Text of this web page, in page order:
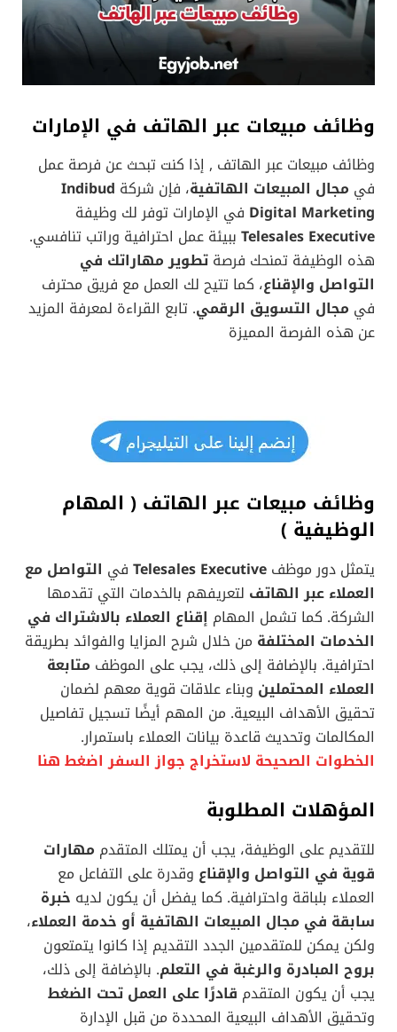
وظائف مبيعات عبر الهاتف في الإمارات
وظائف مبيعات عبر الهاتف , إذا كنت تبحث عن فرصة عمل
في مجال المبيعات الهاتفية، فإن شركة Indibud
Digital Marketing في الإمارات توفر لك وظيفة
Telesales Executive ببيئة عمل احترافية وراتب تنافسي.
هذه الوظيفة تمنحك فرصة تطوير مهاراتك في
التواصل والإقناع، كما تتيح لك العمل مع فريق محترف
في مجال التسويق الرقمي. تابع القراءة لمعرفة المزيد
عن هذه الفرصة المميزة
وظائف مبيعات عبر الهاتف ( المهام
الوظيفية )
يتمثل دور موظف Telesales Executive في التواصل مع
العملاء عبر الهاتف لتعريفهم بالخدمات التي تقدمها
الشركة. كما تشمل المهام إقناع العملاء بالاشتراك في
الخدمات المختلفة من خلال شرح المزايا والفوائد بطريقة
احترافية. بالإضافة إلى ذلك، يجب على الموظف متابعة
العملاء المحتملين وبناء علاقات قوية معهم لضمان
تحقيق الأهداف البيعية. من المهم أيضًا تسجيل تفاصيل
المكالمات وتحديث قاعدة بيانات العملاء باستمرار.
الخطوات الصحيحة لاستخراج جواز السفر اضغط هنا
المؤهلات المطلوبة
للتقديم على الوظيفة، يجب أن يمتلك المتقدم مهارات
قوية في التواصل والإقناع وقدرة على التفاعل مع
العملاء بلباقة واحترافية. كما يفضل أن يكون لديه خبرة
سابقة في مجال المبيعات الهاتفية أو خدمة العملاء،
ولكن يمكن للمتقدمين الجدد التقديم إذا كانوا يتمتعون
بروح المبادرة والرغبة في التعلم. بالإضافة إلى ذلك،
يجب أن يكون المتقدم قادرًا على العمل تحت الضغط
وتحقيق الأهداف البيعية المحددة من قبل الإدارة